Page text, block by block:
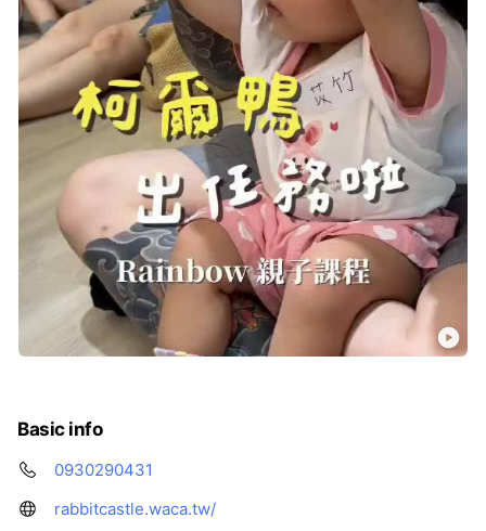
Basic info
0930290431
rabbitcastle.waca.tw/